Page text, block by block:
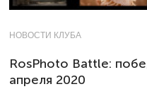
НОВОСТИ КЛУБА
RosPhoto Battle:
апреля 2020